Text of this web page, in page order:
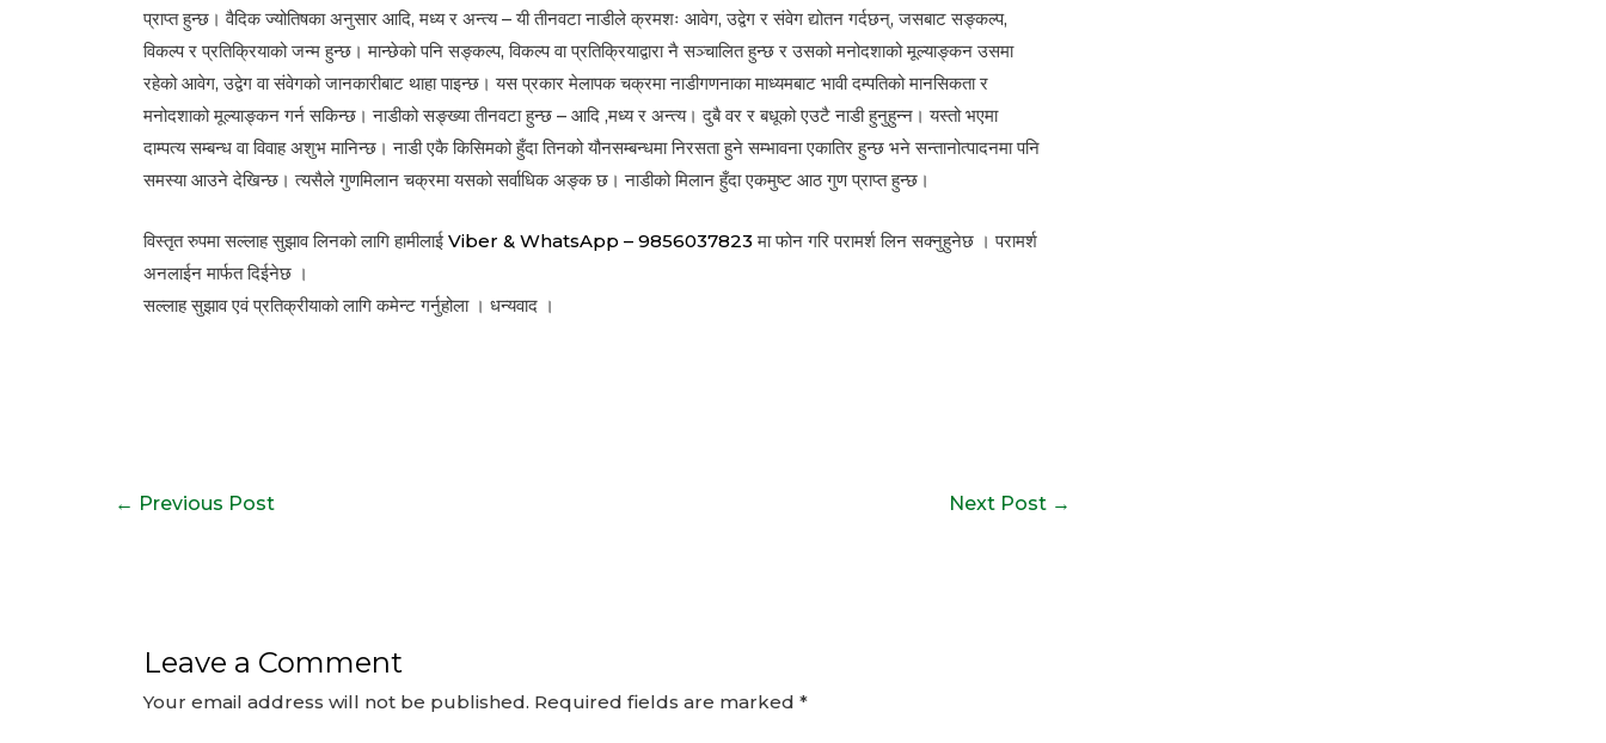
प्राप्त हुन्छ। वैदिक ज्योतिषका अनुसार आदि, मध्य र अन्त्य – यी तीनवटा नाडीले क्रमशः आवेग, उद्वेग र संवेग द्योतन गर्दछन्, जसबाट सङ्कल्प,
विकल्प र प्रतिक्रियाको जन्म हुन्छ। मान्छेको पनि सङ्कल्प, विकल्प वा प्रतिक्रियाद्वारा नै सञ्चालित हुन्छ र उसको मनोदशाको मूल्याङ्कन उसमा
रहेको आवेग, उद्वेग वा संवेगको जानकारीबाट थाहा पाइन्छ। यस प्रकार मेलापक चक्रमा नाडीगणनाका माध्यमबाट भावी दम्पतिको मानसिकता र
मनोदशाको मूल्याङ्कन गर्न सकिन्छ। नाडीको सङ्ख्या तीनवटा हुन्छ – आदि ,मध्य र अन्त्य। दुबै वर र बधूको एउटै नाडी हुनुहुन्न। यस्तो भएमा
दाम्पत्य सम्बन्ध वा विवाह अशुभ मानिन्छ। नाडी एकै किसिमको हुँदा तिनको यौनसम्बन्धमा निरसता हुने सम्भावना एकातिर हुन्छ भने सन्तानोत्पादनमा पनि
समस्या आउने देखिन्छ। त्यसैले गुणमिलान चक्रमा यसको सर्वाधिक अङ्क छ। नाडीको मिलान हुँदा एकमुष्ट आठ गुण प्राप्त हुन्छ।
विस्तृत रुपमा सल्लाह सुझाव लिनको लागि हामीलाईViber & WhatsApp – 9856037823 मा फोन गरि परामर्श लिन सक्नुहुनेछ । परामर्श
अनलाईन मार्फत दिईनेछ ।
सल्लाह सुझाव एवं प्रतिक्रीयाको लागि कमेन्ट गर्नुहोला । धन्यवाद ।
← Previous Post Next Post →
Leave a Comment
Your email address will not be published. Required fields are marked*